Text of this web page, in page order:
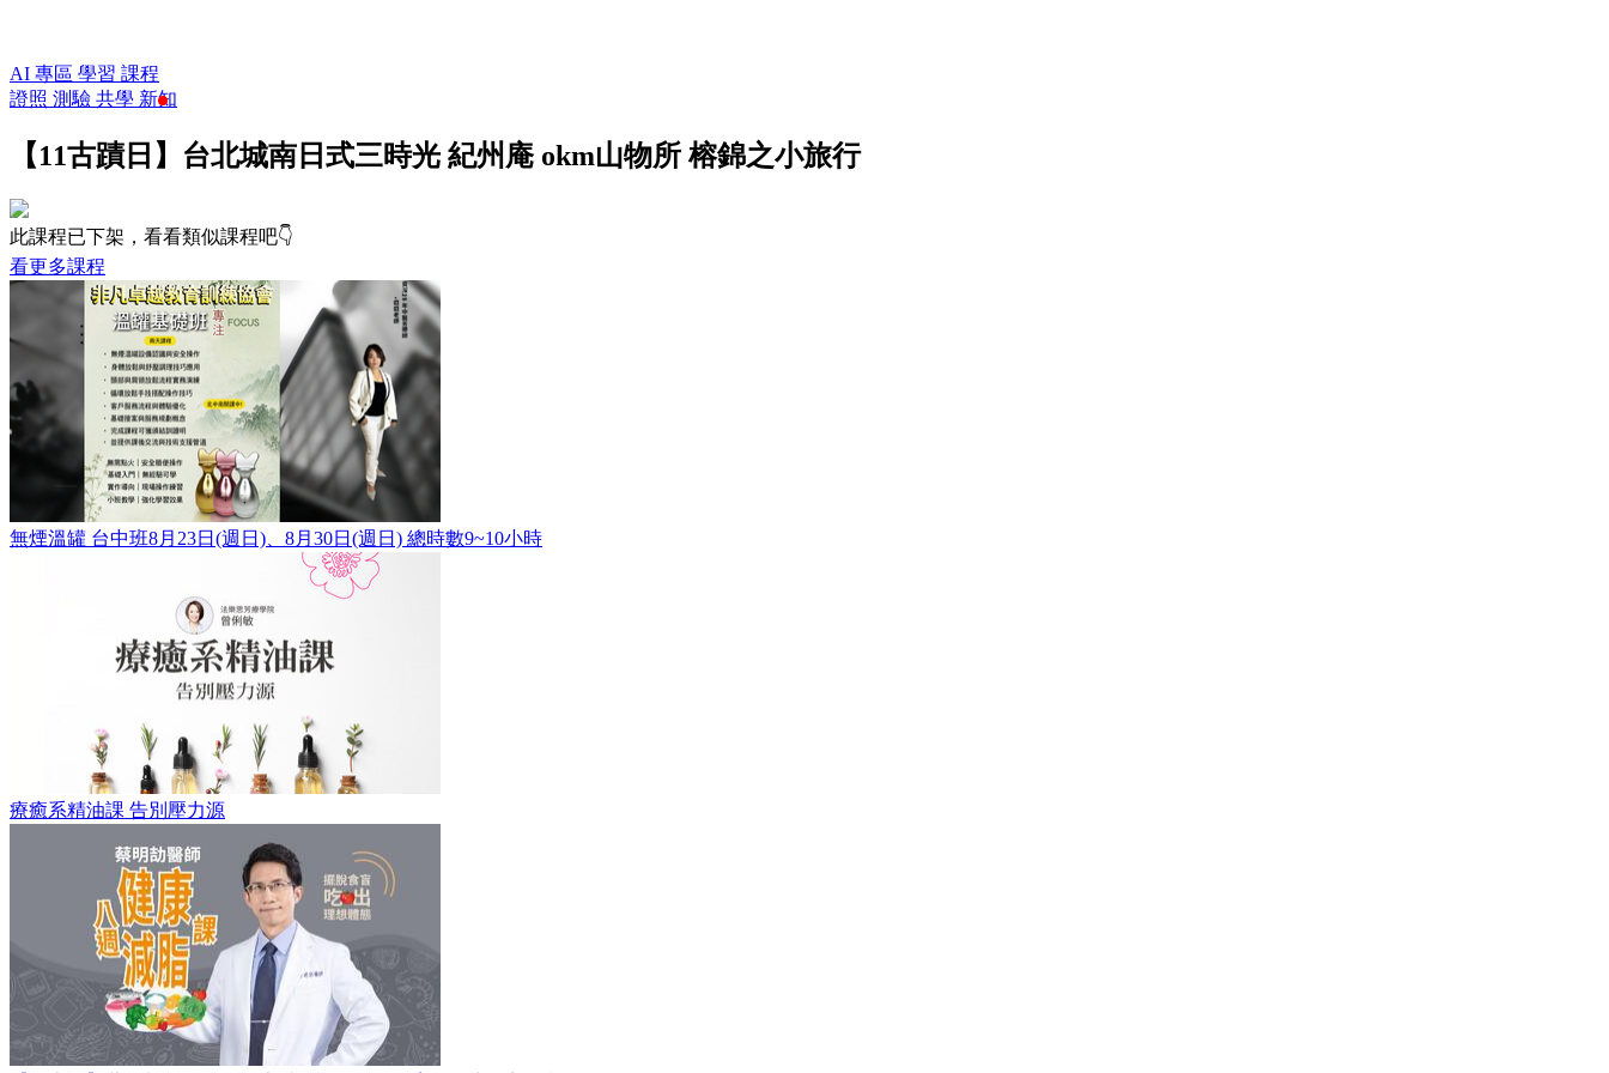
AI 專區 學習 課程
證照 測驗 共學 新知
【11古蹟日】台北城南日式三時光 紀州庵 okm山物所 榕錦之小旅行
此課程已下架，看看類似課程吧👇
看更多課程
無煙溫罐 台中班8月23日(週日)、8月30日(週日) 總時數9~10小時
療癒系精油課 告別壓力源